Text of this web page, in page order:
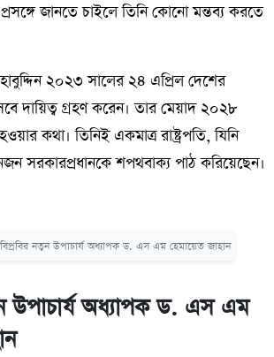
জানতে চাইলে তিনি কোনো মন্তব্য করতে
২০২৩ সালের ২৪ এপ্রিল দেশের
দায়িত্ব গ্রহণ করেন। তার মেয়াদ ২০২৮
কথা। তিনিই একমাত্র রাষ্ট্রপতি, যিনি
সরকারপ্রধানকে শপথবাক্য পাঠ করিয়েছেন।
নতুন উপাচার্য অধ্যাপক ড. এস এম হেমায়েত জাহান
উপাচার্য অধ্যাপক ড. এস এম